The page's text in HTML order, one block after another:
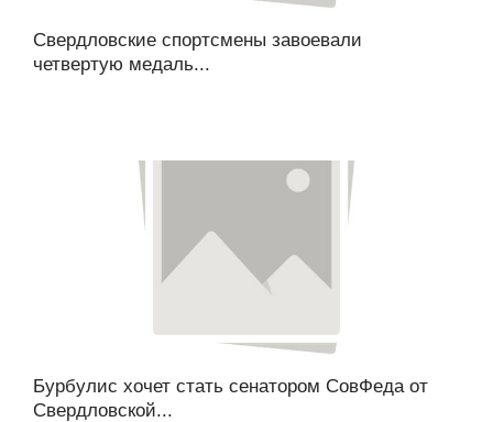
Свердловские спортсмены завоевали
четвертую медаль...
Бурбулис хочет стать сенатором СовФеда от
Свердловской...